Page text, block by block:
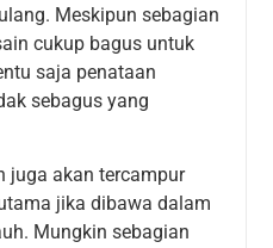
Meskipun sebagian
cukup bagus untuk
saja penataan
sebagus yang
juga akan tercampur
jika dibawa dalam
Mungkin sebagian